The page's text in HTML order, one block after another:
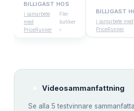
BILLIGAST HOS
i samarbete
med
PriceRunner
Fler
butiker
›
BILLIGAST
i samarbete med
PriceRunner
Videosammanfattning
Se alla 5 testvinnare